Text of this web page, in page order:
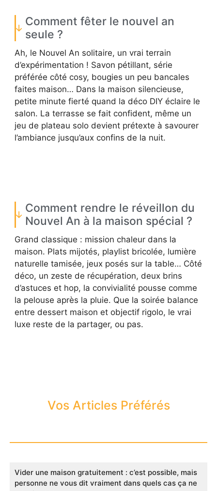
Comment fêter le nouvel an
seule ?
Ah, le Nouvel An solitaire, un vrai terrain
d’expérimentation ! Savon pétillant, série
préférée côté cosy, bougies un peu bancales
faites maison… Dans la maison silencieuse,
petite minute fierté quand la déco DIY éclaire le
salon. La terrasse se fait confident, même un
jeu de plateau solo devient prétexte à savourer
l’ambiance jusqu’aux confins de la nuit.
Comment rendre le réveillon du
Nouvel An à la maison spécial ?
Grand classique : mission chaleur dans la
maison. Plats mijotés, playlist bricolée, lumière
naturelle tamisée, jeux posés sur la table… Côté
déco, un zeste de récupération, deux brins
d’astuces et hop, la convivialité pousse comme
la pelouse après la pluie. Que la soirée balance
entre dessert maison et objectif rigolo, le vrai
luxe reste de la partager, ou pas.
Vos Articles Préférés
Vider une maison gratuitement : c’est possible, mais
personne ne vous dit vraiment dans quels cas ça ne